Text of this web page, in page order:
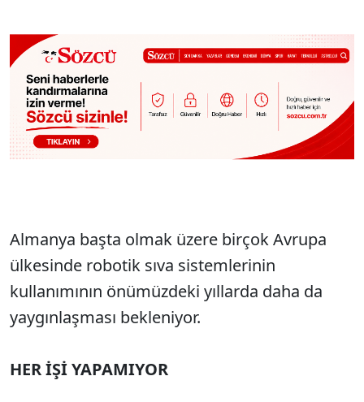
Almanya başta olmak üzere birçok Avrupa
ülkesinde robotik sıva sistemlerinin
kullanımının önümüzdeki yıllarda daha da
yaygınlaşması bekleniyor.
HER İŞİ YAPAMIYOR